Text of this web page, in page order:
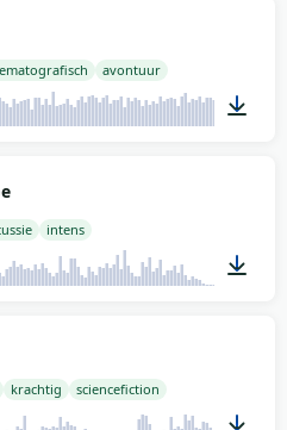
avontuur
intens
krachtig sciencefiction